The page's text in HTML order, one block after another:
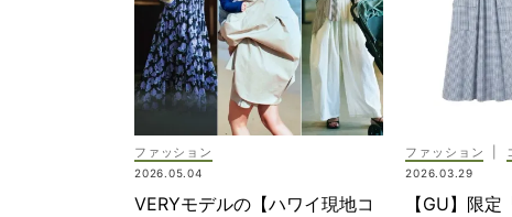
ファッション
2026.05.04
VERYモデルの【ハワイ現地コ
ファッション
2026.03.29
【GU】限